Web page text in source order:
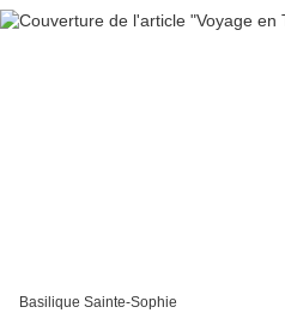
Basilique Sainte-Sophie